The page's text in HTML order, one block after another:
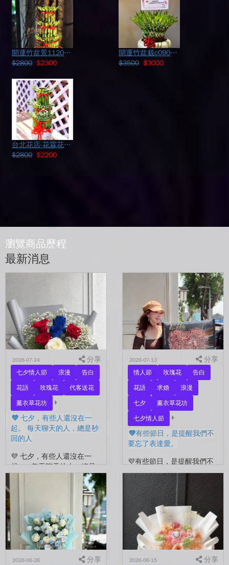
開運竹盆景112070305
$2800 $2300
開運竹盆栽c090708
$3500 $3000
台北花店-花霖花坊-B05招財貓開運竹
$2800 $2200
瀏覽商品歷程
最新消息
2026-07-24 分享
七夕情人節 浪漫
告白
花語
玫瑰花
代客送花
薰衣草花坊
💜 七夕，有些人還沒在一
起。 每天聊天的人，總是秒
回的人
💜 七夕，有些人還沒在一
起。 每天聊天的人，總是
秒回的人， 會記得你愛喝什
麼、喜歡什麼的人。 你們
沒有說過喜歡，卻早已習慣
彼此存在。 七夕快到...
2026-07-13 分享
情人節 玫瑰花
告白
花語
求婚
浪漫
七夕
薰衣草花坊
七夕情人節
💜有些節日，是提醒我們不
要忘了表達愛。
💜有些節日，是提醒我們不
要忘了表達愛。 平常的日
子，總是忙著工作、忙著生
活。 那些想說的謝謝、想
說的辛苦了、想說的我愛
你。 常常就這樣，留到了
下...
2026-06-26 分享 2026-06-15 分享